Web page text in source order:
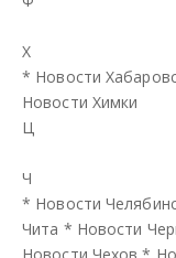
Х
* Новости
Новости Химки
Ц
Ч
* Новости
Чита * Новости
Новости Чехов *